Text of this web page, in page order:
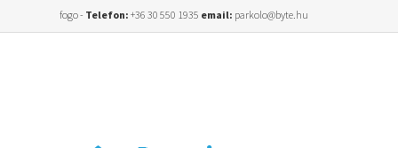
fogo - Telefon: +36 30 550 1935 email: parkolo@byte.hu